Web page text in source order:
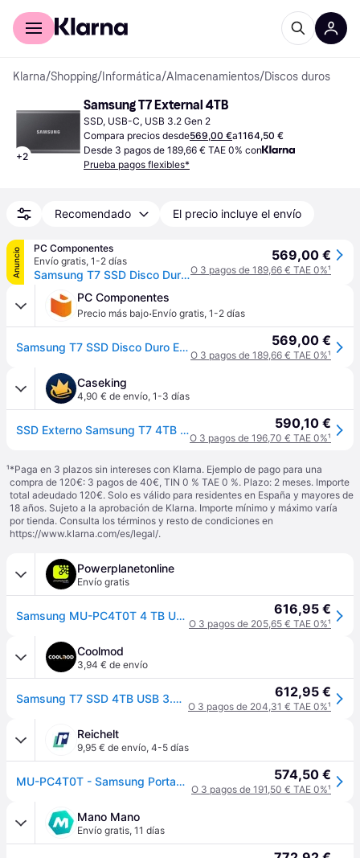
Comprar con Klarna
Klarna/Shopping/ Informática/Almacenamientos/Discos duros
+2
Samsung T7 External 4TB
SSD, USB-C, USB 3.2 Gen 2
Compara precios desde569,00 €a1164,50 €
Desde 3 pagos de 189,66 € TAE 0% con
Prueba pagos flexibles*
Recomendado El precio incluye el envío
Anuncio
PC Componentes
Envío gratis, 1-2 días
Samsung T7 SSD Disco Duro Externo 4TB USB 3.2 Gris Carbón
569,00 €
O 3 pagos de 189,66 € TAE 0%¹
PC Componentes
Precio más bajo·Envío gratis, 1-2 días
Samsung T7 SSD Disco Duro Externo 4TB USB 3.2 Gris Carbón 569,00 €
O 3 pagos de 189,66 € TAE 0%¹
Caseking
4,90 € de envío, 1-3 días
SSD Externo Samsung T7 4TB USB3.2 Gen2 Negro 590,10 €
O 3 pagos de 196,70 € TAE 0%¹
¹*Paga en 3 plazos sin intereses con Klarna. Ejemplo de pago para una
compra de 120€: 3 pagos de 40€, TIN 0 % TAE 0 %. Plazo: 2 meses. Importe
total adeudado 120€. Solo es válido para residentes en España y mayores de
18 años. Sujeto a la aprobación de Klarna. Importe mínimo y máximo varía
por tienda. Consulta los términos y resto de condiciones en
https://www.klarna.com/es/legal/.
Powerplanetonline
Envío gratis
Samsung MU-PC4T0T 4 TB USB Tipo C 3.2 Gen 2 Gris, Titanio 616,95 €
O 3 pagos de 205,65 € TAE 0%¹
Coolmod
3,94 € de envío
Samsung T7 SSD 4TB USB 3.2 Gris 612,95 €
O 3 pagos de 204,31 € TAE 0%¹
Reichelt
9,95 € de envío, 4-5 días
MU-PC4T0T - Samsung Portable SSD T7 grau 4 TB 574,50 €
O 3 pagos de 191,50 € TAE 0%¹
Mano Mano
Envío gratis, 11 días